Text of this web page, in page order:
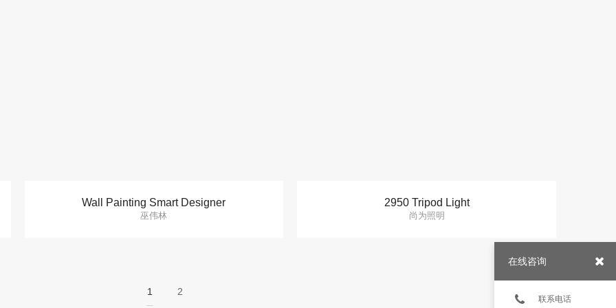
Wall Painting Smart Designer
巫伟林
2950 Tripod Light
尚为照明
1 2
在线咨询
联系电话